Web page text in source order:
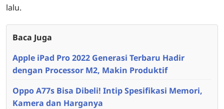
lalu.
Baca Juga
Apple iPad Pro 2022 Generasi Terbaru Hadir
dengan Processor M2, Makin Produktif
Oppo A77s Bisa Dibeli! Intip Spesifikasi Memori,
Kamera dan Harganya